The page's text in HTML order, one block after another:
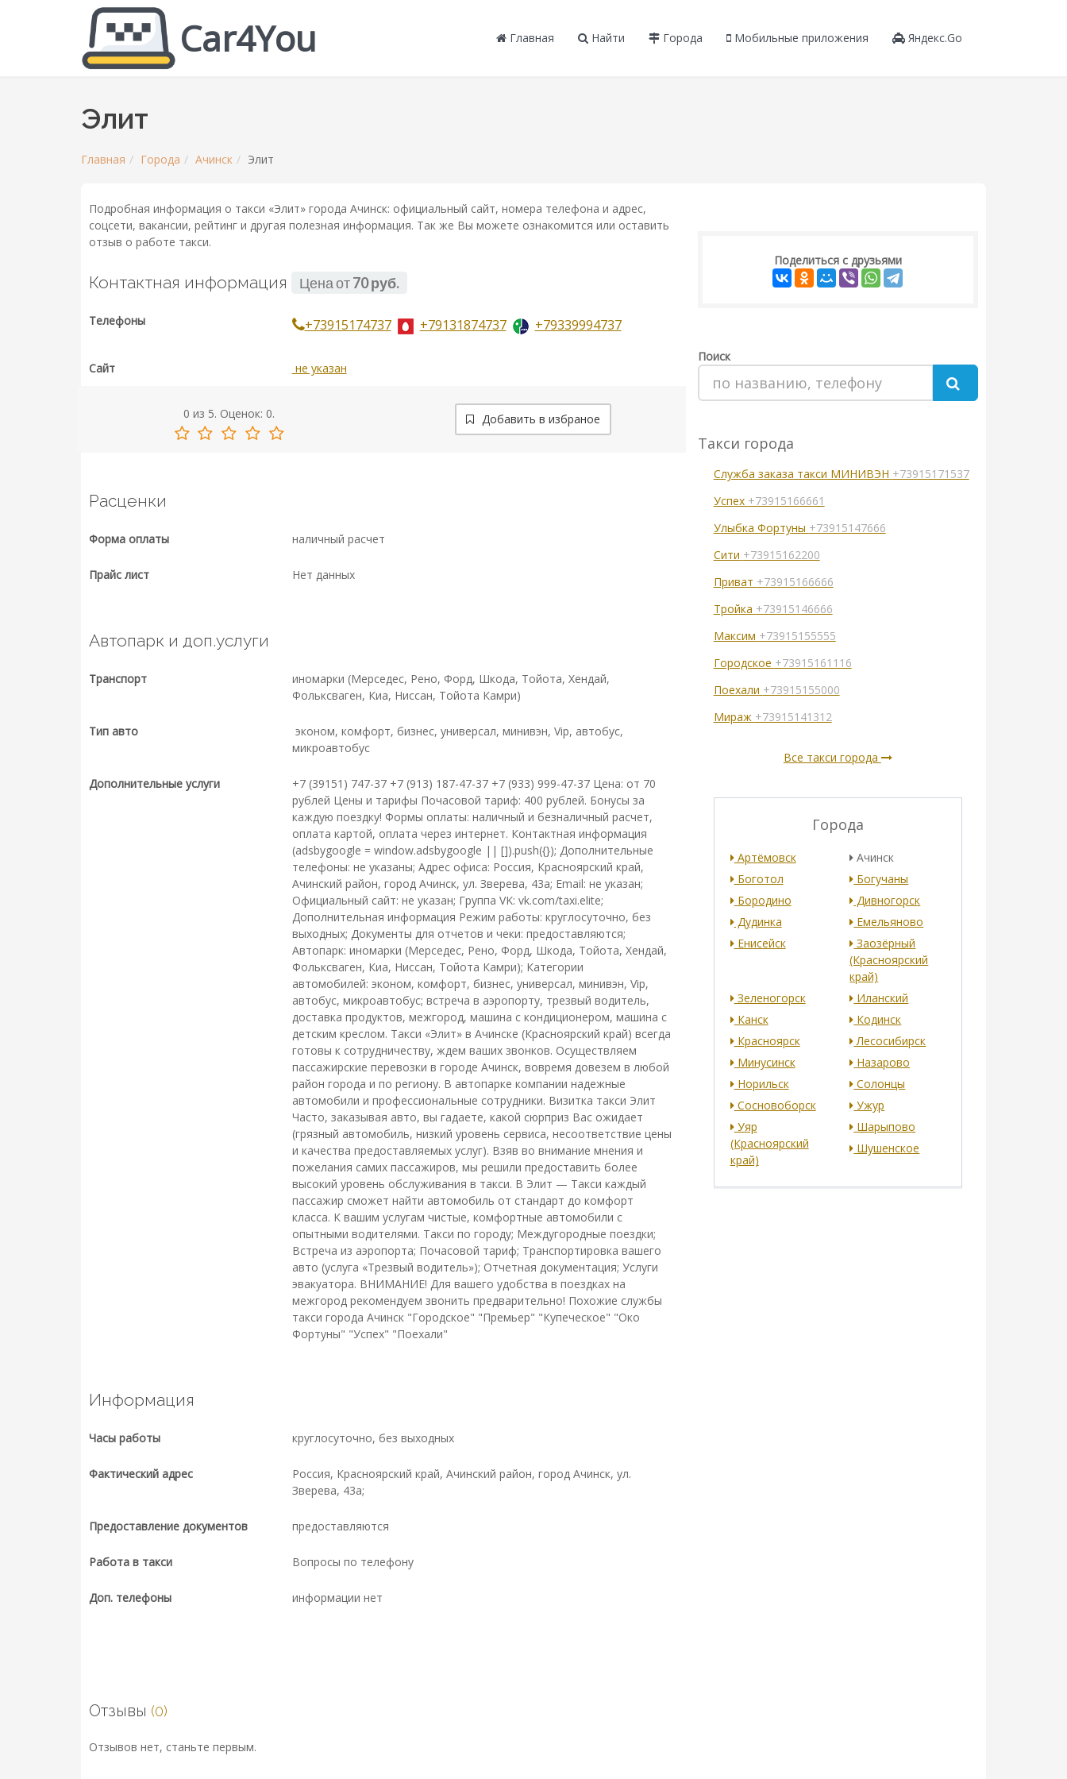
Car4You Главная Найти Города Мобильные приложения Яндекс.Go
Элит
Главная Города Ачинск Элит
Подробная информация о такси «Элит» города Ачинск: официальный сайт, номера телефона и адрес,
соцсети, вакансии, рейтинг и другая полезная информация. Так же Вы можете ознакомится или оставить
отзыв о работе такси.
Контактная информация Цена от70 руб.
Телефоны +73915174737 +79131874737 +79339994737
Сайт не указан
0 из 5. Оценок: 0. Добавить в избраное
Расценки
Форма оплаты наличный расчет
Прайс лист Нет данных
Автопарк и доп.услуги
Транспорт
иномарки (Мерседес, Рено, Форд, Шкода, Тойота, Хендай,
Фольксваген, Киа, Ниссан, Тойота Камри)
Тип авто
эконом, комфорт, бизнес, универсал, минивэн, Vip, автобус,
микроавтобус
Дополнительные услуги
+7 (39151) 747-37 +7 (913) 187-47-37 +7 (933) 999-47-37 Цена: от 70
рублей Цены и тарифы Почасовой тариф: 400 рублей. Бонусы за
каждую поездку! Формы оплаты: наличный и безналичный расчет,
оплата картой, оплата через интернет. Контактная информация
(adsbygoogle = window.adsbygoogle || []).push({}); Дополнительные
телефоны: не указаны; Адрес офиса: Россия, Красноярский край,
Ачинский район, город Ачинск, ул. Зверева, 43а; Email: не указан;
Официальный сайт: не указан; Группа VK: vk.com/taxi.elite;
Дополнительная информация Режим работы: круглосуточно, без
выходных; Документы для отчетов и чеки: предоставляются;
Автопарк: иномарки (Мерседес, Рено, Форд, Шкода, Тойота, Хендай,
Фольксваген, Киа, Ниссан, Тойота Камри); Категории
автомобилей: эконом, комфорт, бизнес, универсал, минивэн, Vip,
автобус, микроавтобус; встреча в аэропорту, трезвый водитель,
доставка продуктов, межгород, машина с кондиционером, машина с
детским креслом. Такси «Элит» в Ачинске (Красноярский край) всегда
готовы к сотрудничеству, ждем ваших звонков. Осуществляем
пассажирские перевозки в городе Ачинск, вовремя довезем в любой
район города и по региону. В автопарке компании надежные
автомобили и профессиональные сотрудники. Визитка такси Элит
Часто, заказывая авто, вы гадаете, какой сюрприз Вас ожидает
(грязный автомобиль, низкий уровень сервиса, несоответствие цены
и качества предоставляемых услуг). Взяв во внимание мнения и
пожелания самих пассажиров, мы решили предоставить более
высокий уровень обслуживания в такси. В Элит — Такси каждый
пассажир сможет найти автомобиль от стандарт до комфорт
класса. К вашим услугам чистые, комфортные автомобили с
опытными водителями. Такси по городу; Междугородные поездки;
Встреча из аэропорта; Почасовой тариф; Транспортировка вашего
авто (услуга «Трезвый водитель»); Отчетная документация; Услуги
эвакуатора. ВНИМАНИЕ! Для вашего удобства в поездках на
межгород рекомендуем звонить предварительно! Похожие службы
такси города Ачинск "Городское" "Премьер" "Купеческое" "Око
Фортуны" "Успех" "Поехали"
Информация
Часы работы круглосуточно, без выходных
Фактический адрес
Россия, Красноярский край, Ачинский район, город Ачинск, ул.
Зверева, 43а;
Предоставление документов предоставляются
Работа в такси Вопросы по телефону
Доп. телефоны информации нет
Поделиться с друзьями
Поиск
Такси города
Служба заказа такси МИНИВЭН +73915171537
Успех +73915166661
Улыбка Фортуны +73915147666
Сити +73915162200
Приват +73915166666
Тройка +73915146666
Максим +73915155555
Городское +73915161116
Поехали +73915155000
Мираж +73915141312
Все такси города
Города
Артёмовск
Ачинск
Боготол
Богучаны
Бородино
Дивногорск
Дудинка
Емельяново
Енисейск
Заозёрный
(Красноярский
край)
Зеленогорск
Иланский
Канск
Кодинск
Красноярск
Лесосибирск
Минусинск
Назарово
Норильск
Солонцы
Сосновоборск
Ужур
Уяр
(Красноярский
край)
Шарыпово
Шушенское
Отзывы (0)
Отзывов нет, станьте первым.